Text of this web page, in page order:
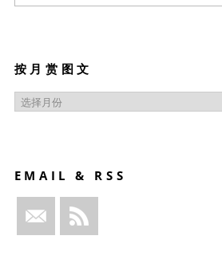
按月赏图文
按
月
EMAIL & RSS